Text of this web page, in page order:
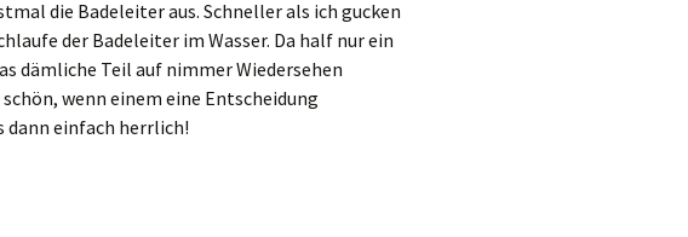
die Badeleiter aus. Schneller als ich gucken
der Badeleiter im Wasser. Da half nur ein
dämliche Teil auf nimmer Wiedersehen
wenn einem eine Entscheidung
dann einfach herrlich!